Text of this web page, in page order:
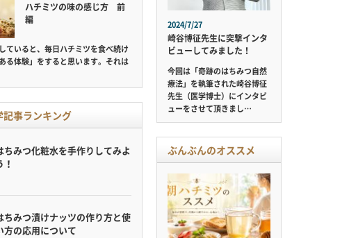
ハチミツの味の感じ方 前
編
ていると、毎日ハチミツを食べ続け
る体験」をすると思います。それは
記事ランキング
ちみつ化粧水を手作りしてみよ
！
ちみつ漬けナッツの作り方と使
方の応用について
2024/7/27
崎谷博征先生に突撃インタ
ビューしてみました！
今回は「奇跡のはちみつ自然
療法」を執筆された崎谷博征
先生（医学博士）にインタビ
ューをさせて頂きまし…
ぶんぶんのオススメ